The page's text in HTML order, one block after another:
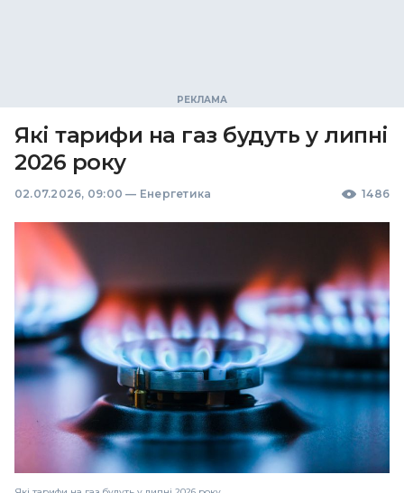
Які тарифи на газ будуть у липні
2026 року
02.07.2026, 09:00 — Енергетика 1486